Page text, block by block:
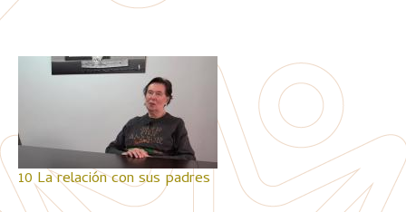
10 La relación con sus padres